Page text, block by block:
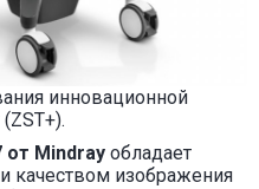
инновационной
от Mindray обладает
качеством изображения